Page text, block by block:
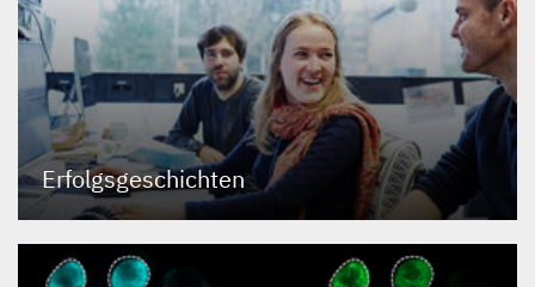
Erfolgsgeschichten